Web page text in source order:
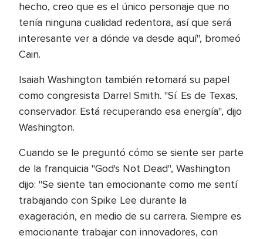
hecho, creo que es el único personaje que no
tenía ninguna cualidad redentora, así que será
interesante ver a dónde va desde aquí", bromeó
Cain.
Isaiah Washington también retomará su papel
como congresista Darrel Smith. "Sí. Es de Texas,
conservador. Está recuperando esa energía", dijo
Washington.
Cuando se le preguntó cómo se siente ser parte
de la franquicia "God's Not Dead", Washington
dijo: "Se siente tan emocionante como me sentí
trabajando con Spike Lee durante la
exageración, en medio de su carrera. Siempre es
emocionante trabajar con innovadores, con